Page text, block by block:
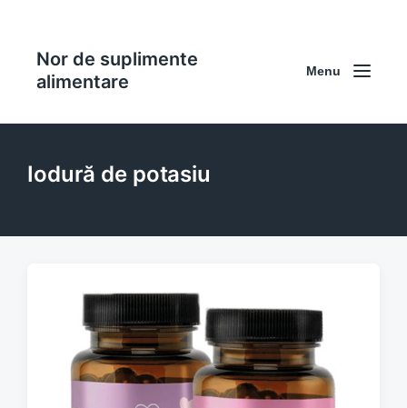
Nor de suplimente
alimentare
Menu
Iodură de potasiu